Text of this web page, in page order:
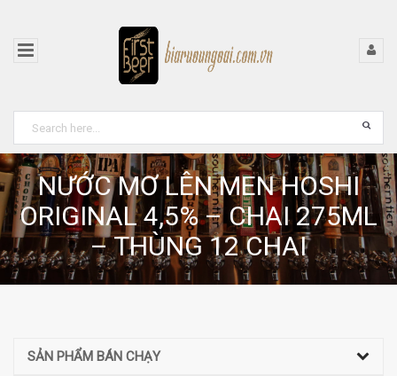
NƯỚC MƠ LÊN MEN HOSHI
ORIGINAL 4,5% – CHAI 275ML
– THÙNG 12 CHAI
SẢN PHẨM BÁN CHẠY